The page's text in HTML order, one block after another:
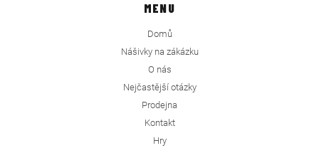
MENU
Domů
Nášivky na zákázku
O nás
Nejčastější otázky
Prodejna
Kontakt
Hry